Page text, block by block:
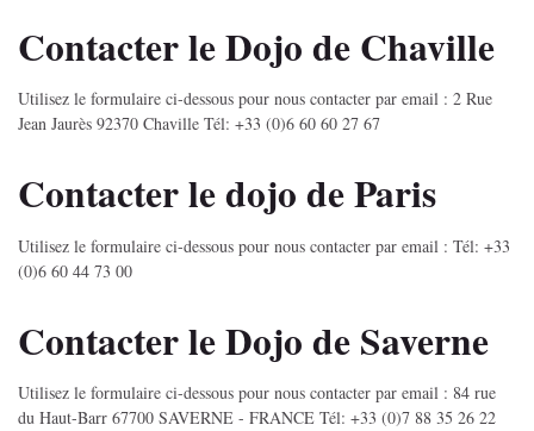
Contacter le Dojo de Chaville
Utilisez le formulaire ci-dessous pour nous contacter par email : 2 Rue
Jean Jaurès 92370 Chaville Tél: +33 (0)6 60 60 27 67
Contacter le dojo de Paris
Utilisez le formulaire ci-dessous pour nous contacter par email : Tél: +33
(0)6 60 44 73 00
Contacter le Dojo de Saverne
Utilisez le formulaire ci-dessous pour nous contacter par email : 84 rue
du Haut-Barr 67700 SAVERNE - FRANCE Tél: +33 (0)7 88 35 26 22